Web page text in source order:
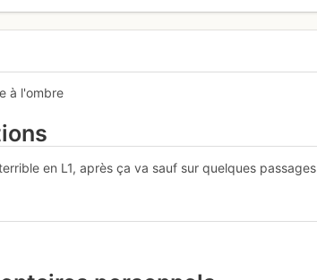
à l'ombre
en L1, après ça va sauf sur quelques passages